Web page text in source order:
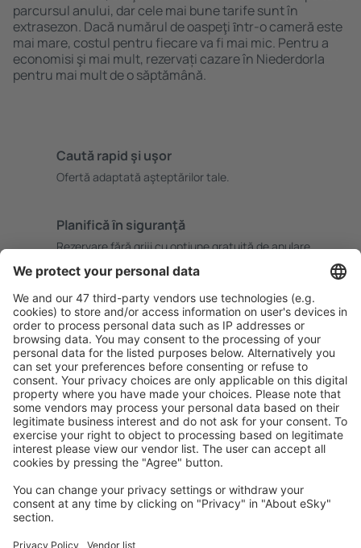
parcursul anului, dar cele mai bune tarife sunt în
extrasezon. Dacă numărul de oaspeţi ȋntr-o cameră este
mai mare, costul pentru fiecare va fi mai mic. Pentru a
economisi şi mai mult, rezervați cazare în Niederdorla
pentru mai mult de o săptămână.
Caută rapid şi uşor
Ofertă adaptată aşteptărilor tale.
Planifică ȋn siguranţă
Rezervare fără griji cu opțiune gratuită de anulare.
Economiseşte mai mult
Prețuri atractive și oferte speciale pentru utilizatorii
conectați.
Cazarea preferată
Alege din peste 1,3 mil. de opţiuni: hoteluri, cabane,
apartamente și altele.
Cele mai căutate cazări de către utilizatorii eSky
Cazare în Germania - Orașe populare